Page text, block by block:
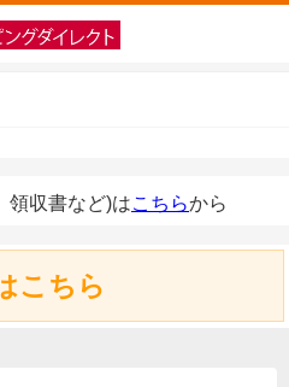
領収書など)はこちらから
こちら